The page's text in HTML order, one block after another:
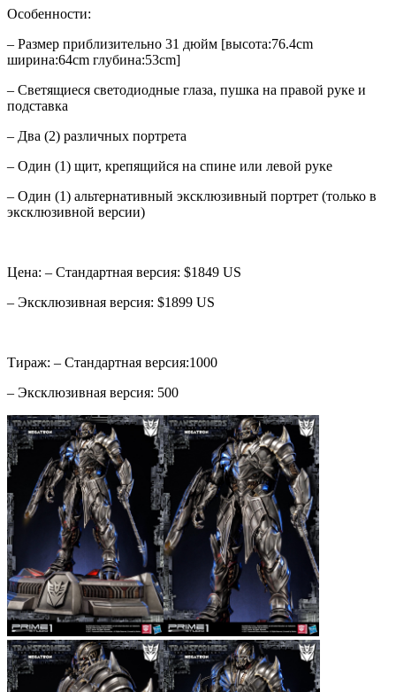
Особенности:
– Размер приблизительно 31 дюйм [высота:76.4cm
ширина:64cm глубина:53cm]
– Светящиеся светодиодные глаза, пушка на правой руке и
подставка
– Два (2) различных портрета
– Один (1) щит, крепящийся на спине или левой руке
– Один (1) альтернативный эксклюзивный портрет (только в
эксклюзивной версии)
Цена: – Стандартная версия: $1849 US
– Эксклюзивная версия: $1899 US
Тираж: – Стандартная версия:1000
– Эксклюзивная версия: 500